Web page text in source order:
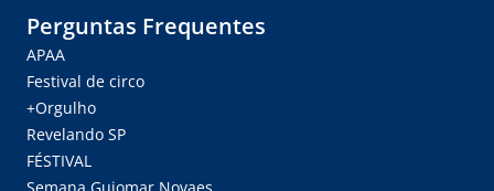
Perguntas Frequentes
APAA
Festival de circo
+Orgulho
Revelando SP
FÉSTIVAL
Semana Guiomar Novaes